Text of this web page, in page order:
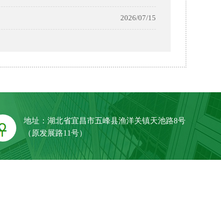
2026/07/15
地址：湖北省宜昌市五峰县渔洋关镇天池路8号
（原发展路11号）